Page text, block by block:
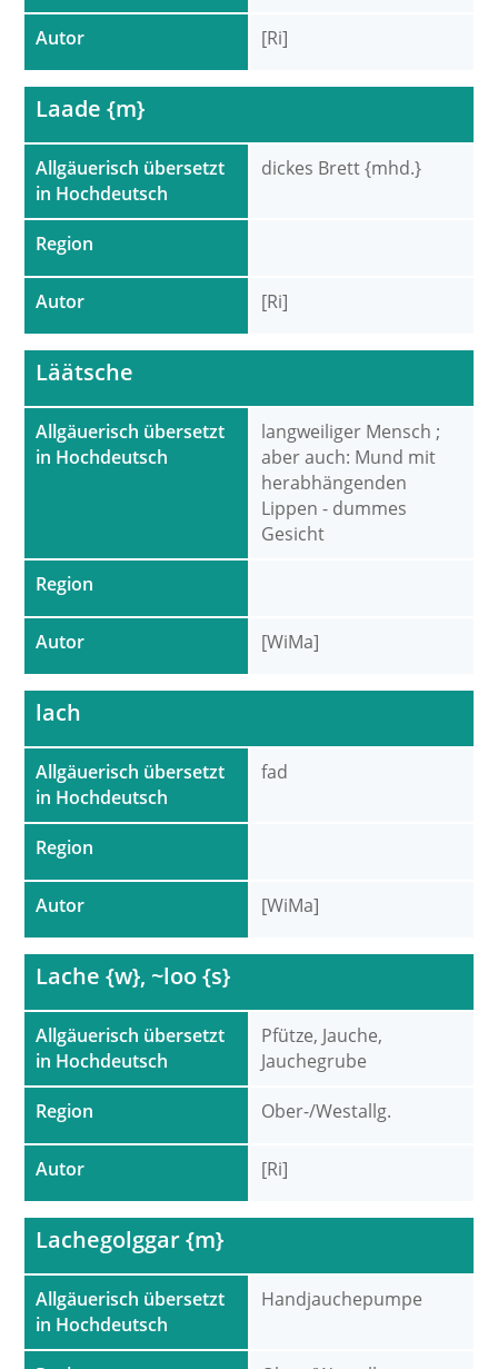
Autor [Ri]
Allgäuerisch übersetzt
in Hochdeutsch
Region
Autor
Laade {m}
dickes Brett {mhd.}
[Ri]
Allgäuerisch übersetzt
in Hochdeutsch
Region
Autor
Läätsche
langweiliger Mensch ;
aber auch: Mund mit
herabhängenden
Lippen - dummes
Gesicht
[WiMa]
Allgäuerisch übersetzt
in Hochdeutsch
Region
Autor
lach
fad
[WiMa]
Allgäuerisch übersetzt
in Hochdeutsch
Region
Autor
Lache {w}, ~loo {s}
Pfütze, Jauche,
Jauchegrube
Ober-/Westallg.
[Ri]
Allgäuerisch übersetzt
in Hochdeutsch
Lachegolggar {m}
Handjauchepumpe